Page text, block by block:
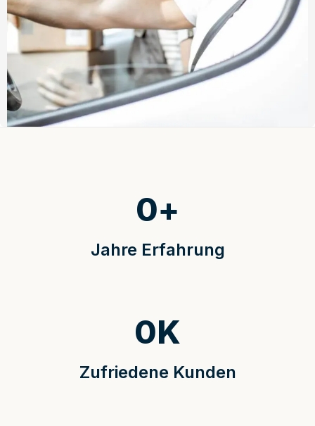
Jahre Erfahrung
0+
Zufriedene Kunden
0K